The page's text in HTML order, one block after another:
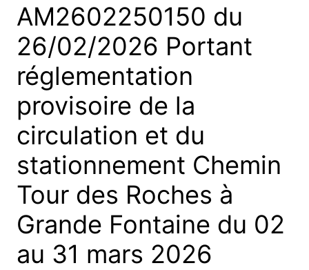
AM2602250150 du
26/02/2026 Portant
réglementation
provisoire de la
circulation et du
stationnement Chemin
Tour des Roches à
Grande Fontaine du 02
au 31 mars 2026